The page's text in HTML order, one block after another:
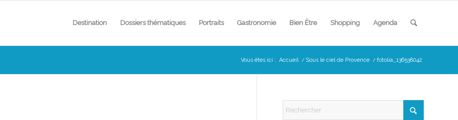
Destination Dossiers thématiques Portraits Gastronomie Bien Être Shopping Agenda
Vous êtes ici : Accueil / Sous le ciel de Provence / fotolia_136538042